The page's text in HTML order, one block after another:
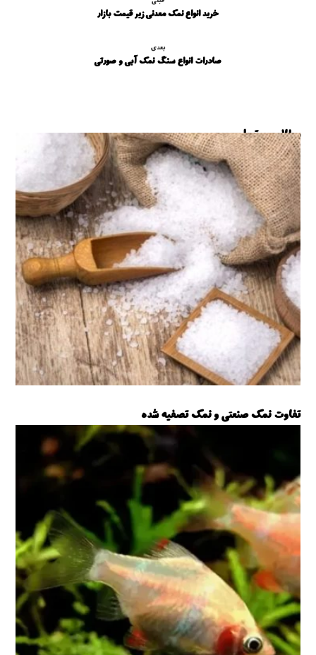
خرید انواع نمک معدنی زیر قیمت بازار
بعدی
صادرات انواع سنگ نمک آبی و صورتی
مطالب مرتبط ...
تفاوت نمک صنعتی و نمک تصفیه شده